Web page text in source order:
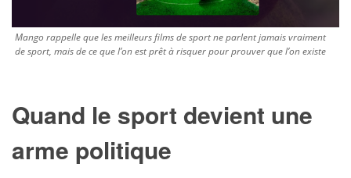
Mango rappelle que les meilleurs films de sport ne parlent jamais vraiment
de sport, mais de ce que l’on est prêt à risquer pour prouver que l’on existe
Quand le sport devient une
arme politique